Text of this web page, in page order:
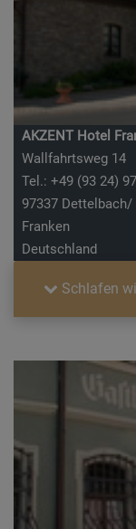
AKZENT Hotel
Wallfahrtsweg 14
Tel.: +49 (93 24)
97337 Dettelbach/
Franken
Deutschland
Schlafen